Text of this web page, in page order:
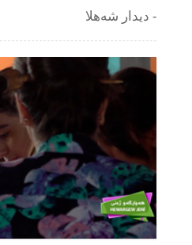
دیدار شەهلا -